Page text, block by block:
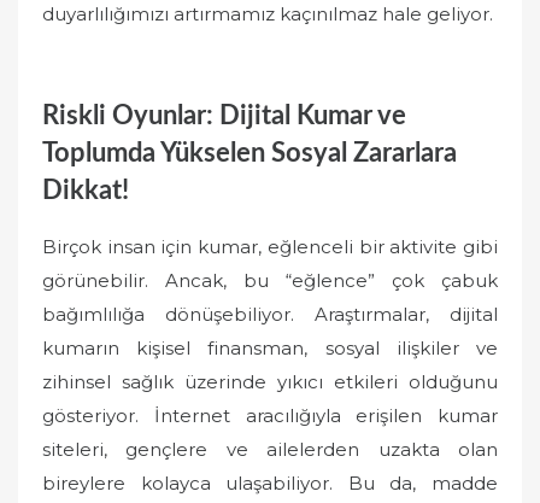
duyarlılığımızı artırmamız kaçınılmaz hale geliyor.
Riskli Oyunlar: Dijital Kumar ve
Toplumda Yükselen Sosyal Zararlara
Dikkat!
Birçok insan için kumar, eğlenceli bir aktivite gibi
görünebilir. Ancak, bu “eğlence” çok çabuk
bağımlılığa dönüşebiliyor. Araştırmalar, dijital
kumarın kişisel finansman, sosyal ilişkiler ve
zihinsel sağlık üzerinde yıkıcı etkileri olduğunu
gösteriyor. İnternet aracılığıyla erişilen kumar
siteleri, gençlere ve ailelerden uzakta olan
bireylere kolayca ulaşabiliyor. Bu da, madde